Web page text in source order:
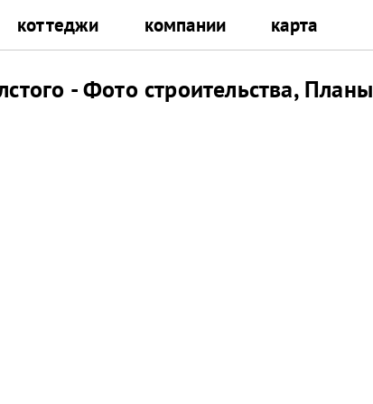
коттеджи компании карта
- Фото строительства, Планы